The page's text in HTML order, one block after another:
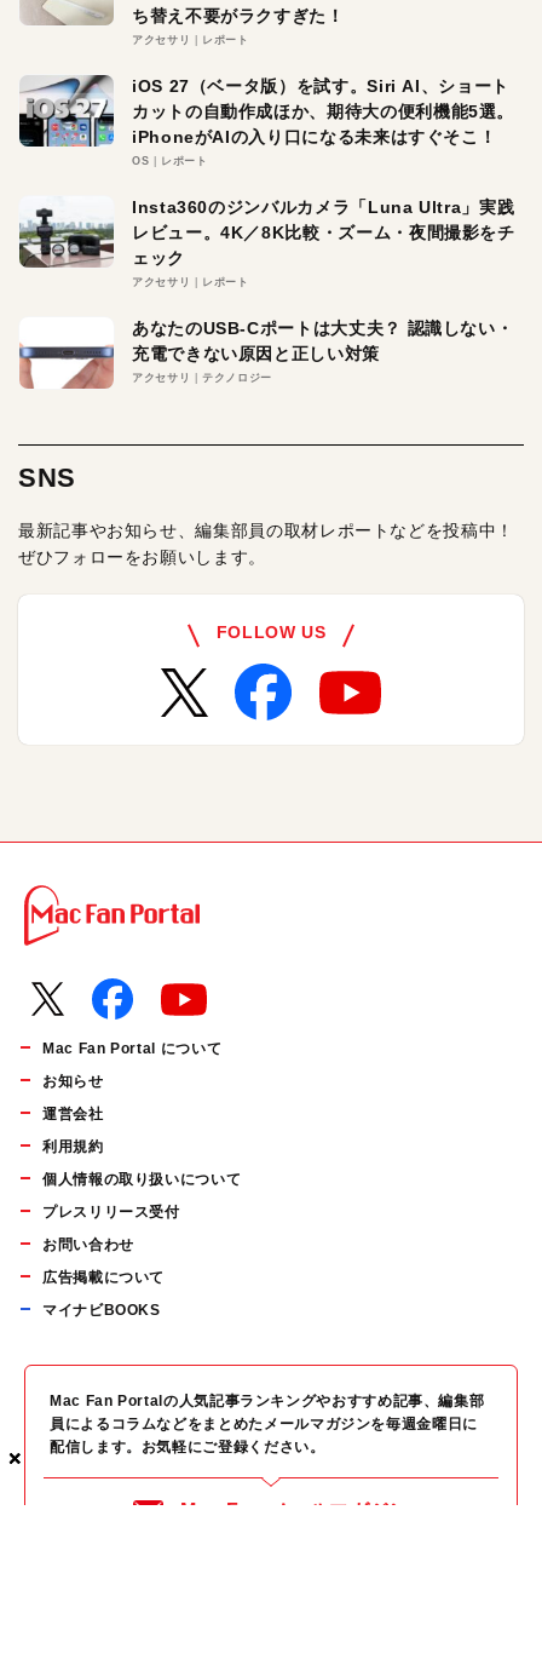
×
×
×
ち替え不要がラクすぎた！
アクセサリ レポート
iOS 27（ベータ版）を試す。Siri AI、ショート
カットの自動作成ほか、期待大の便利機能5選。
iPhoneがAIの入り口になる未来はすぐそこ！
OS レポート
Insta360のジンバルカメラ「Luna Ultra」実践
レビュー。4K／8K比較・ズーム・夜間撮影をチ
ェック
アクセサリ レポート
あなたのUSB-Cポートは大丈夫？ 認識しない・
充電できない原因と正しい対策
アクセサリ テクノロジー
SNS
最新記事やお知らせ、編集部員の取材レポートなどを投稿中！
ぜひフォローをお願いします。
FOLLOW US
Mac Fan Portal について
お知らせ
運営会社
利用規約
個人情報の取り扱いについて
プレスリリース受付
お問い合わせ
広告掲載について
マイナビBOOKS
Mac Fan Portalの人気記事ランキングやおすすめ記事、編集部
員によるコラムなどをまとめたメールマガジンを毎週金曜日に
配信します。お気軽にご登録ください。
Mac Fan メールマガジン